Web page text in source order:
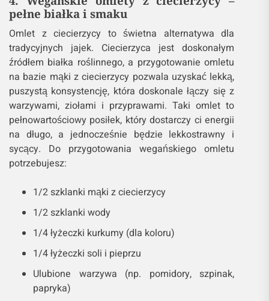
pełne białka i smaku
Omlet z ciecierzycy to świetna alternatywa dla
tradycyjnych jajek. Ciecierzyca jest doskonałym
źródłem białka roślinnego, a przygotowanie omletu
na bazie mąki z ciecierzycy pozwala uzyskać lekką,
puszystą konsystencję, która doskonale łączy się z
warzywami, ziołami i przyprawami. Taki omlet to
pełnowartościowy posiłek, który dostarczy ci energii
na długo, a jednocześnie będzie lekkostrawny i
sycący. Do przygotowania wegańskiego omletu
potrzebujesz:
1/2 szklanki mąki z ciecierzycy
1/2 szklanki wody
1/4 łyżeczki kurkumy (dla koloru)
1/4 łyżeczki soli i pieprzu
Ulubione warzywa (np. pomidory, szpinak,
papryka)